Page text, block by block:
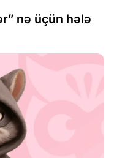
nə üçün hələ